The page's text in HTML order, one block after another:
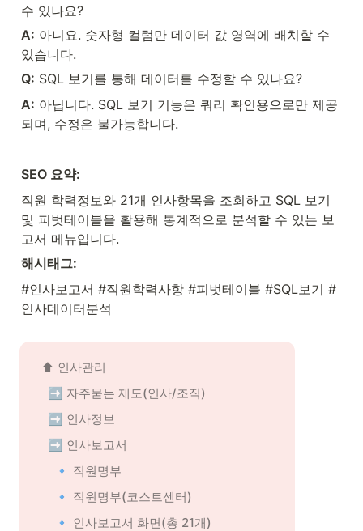
수 있나요?
A: 아니요. 숫자형 컬럼만 데이터 값 영역에 배치할 수
있습니다.
Q: SQL 보기를 통해 데이터를 수정할 수 있나요?
A: 아닙니다. SQL 보기 기능은 쿼리 확인용으로만 제공
되며, 수정은 불가능합니다.
SEO 요약:
직원 학력정보와 21개 인사항목을 조회하고 SQL 보기
및 피벗테이블을 활용해 통계적으로 분석할 수 있는 보
고서 메뉴입니다.
해시태그:
#인사보고서 #직원학력사항 #피벗테이블 #SQL보기 #
인사데이터분석
⬆️ 인사관리
➡️ 자주묻는 제도(인사/조직)
➡️ 인사정보
➡️ 인사보고서
🔹 직원명부
🔹 직원명부(코스트센터)
🔹 인사보고서 화면(총 21개)